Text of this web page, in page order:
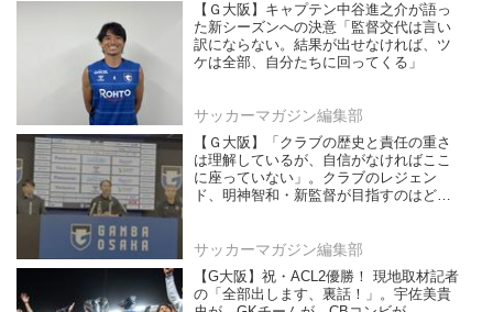
【Ｇ大阪】キャプテン中谷進之介が語っ
た新シーズンへの決意「監督交代は言い
訳にならない。結果が出せなければ、ツ
ケは全部、自分たちに回ってくる」
サッカーマガジン編集部
【Ｇ大阪】「クラブの歴史と責任の重さ
は理解しているが、自信がなければここ
に座っていない」。クラブのレジェン
ド、明神智和・新監督が目指すのはどん
サッカーマガジン編集部
【G大阪】祝・ACL2優勝！ 現地取材記者
の「全部出します、裏話！」。宇佐美貴